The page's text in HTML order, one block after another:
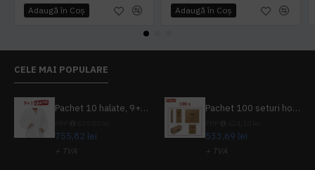
Adaugă în Coş Adaugă în Coş
CELE MAI POPULARE
Pachet 10 halate, 9+1 gratuit
755,82 lei
+ TVA
Pachet 100 seturi hoteliere, set dentar, set barbierit, casca de dus, pila unghii, set cusut
533,69 lei
+ TVA